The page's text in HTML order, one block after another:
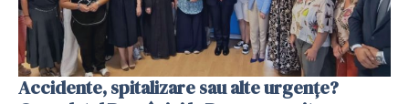
Accidente, spitalizare sau alte urgențe?